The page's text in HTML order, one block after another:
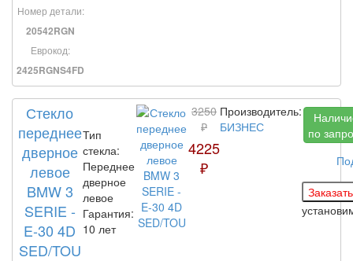
Номер детали:
20542RGN
Еврокод:
2425RGNS4FD
Стекло
переднее
дверное
левое
BMW 3
SERIE -
E-30 4D
SED/TOU
Тип
стекла:
Переднее
дверное
левое
Гарантия:
10 лет
3250
₽
4225
₽
Производитель:
БИЗНЕС
по